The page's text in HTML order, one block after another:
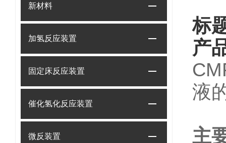
新材料
加氢反应装置
固定床反应装置
催化氢化反应装置
微反装置
标
产
液
主